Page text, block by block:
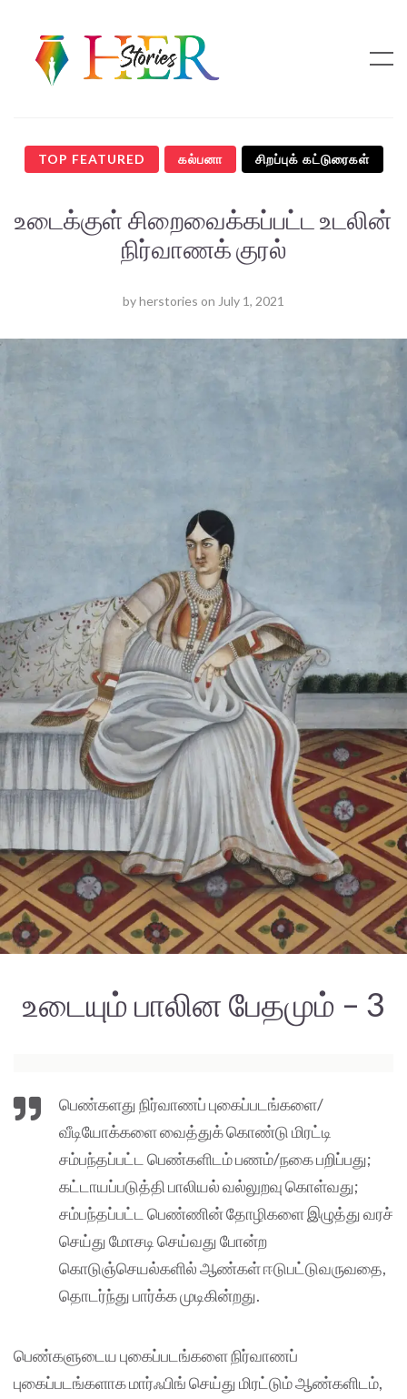
TOP FEATURED கல்பனா சிறப்புக் கட்டுரைகள்
உடைக்குள் சிறைவைக்கப்பட்ட உடலின்
நிர்வாணக் குரல்
byherstories on July 1, 2021
உடையும் பாலின பேதமும் – 3
பெண்களது நிர்வாணப் புகைப்படங்களை/
வீடியோக்களை வைத்துக் கொண்டு மிரட்டி
சம்பந்தப்பட்ட பெண்களிடம் பணம்/நகை பறிப்பது;
கட்டாயப்படுத்தி பாலியல் வல்லுறவு கொள்வது;
சம்பந்தப்பட்ட பெண்ணின் தோழிகளை இழுத்து வரச்
செய்து மோசடி செய்வது போன்ற
கொடுஞ்செயல்களில் ஆண்கள் ஈடுபட்டுவருவதை,
தொடர்ந்து பார்க்க முடிகின்றது.
பெண்களுடைய புகைப்படங்களை நிர்வாணப்
புகைப்படங்களாக மார்ஃபிங் செய்து மிரட்டும் ஆண்களிடம்,